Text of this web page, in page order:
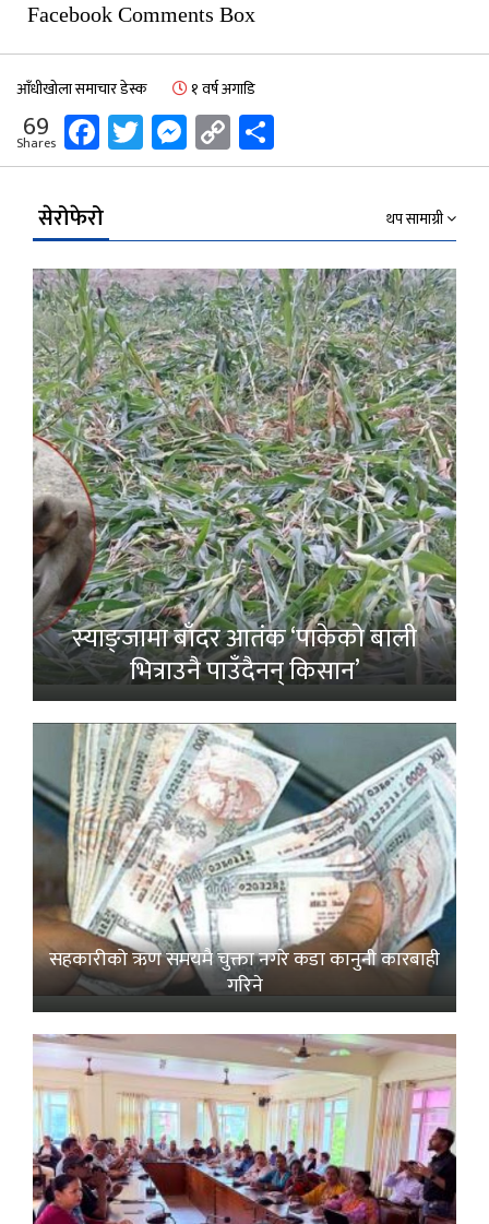
Facebook Comments Box
आँधीखोला समाचार डेस्क १ वर्ष अगाडि
69
Shares Facebook
Twitter
Messenger
Copy
Link
सेरोफेरो थप सामाग्री
स्याङ्जामा बाँदर आतंक ‘पाकेको बाली
भित्राउनै पाउँदैनन् किसान’
सहकारीको ऋण समयमै चुक्ता नगरे कडा कानुनी कारबाही
गरिने